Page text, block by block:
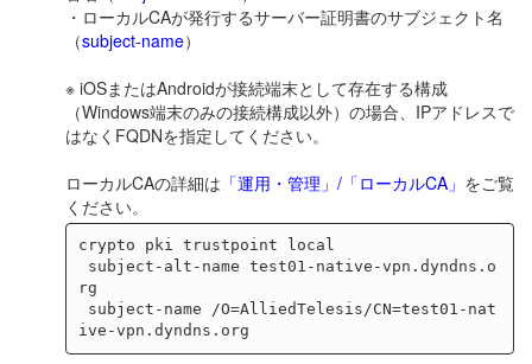
・ローカルCAが発行するサーバー証明書のサブジェクト名
（subject-name）
※ iOSまたはAndroidが接続端末として存在する構成
（Windows端末のみの接続構成以外）の場合、IPアドレスで
はなくFQDNを指定してください。
ローカルCAの詳細は 「運用・管理」/「ローカルCA」 をご覧
ください。
crypto pki trustpoint local
rg